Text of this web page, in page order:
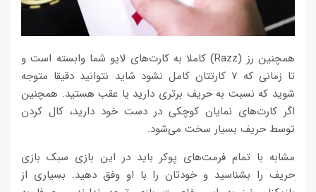
همچنین رز (Razz) کاملا به کارت‌های لایو شما وابسته است و
تا زمانی که ۷ کارتتان کامل نشود شاید نتوانید دقیقا متوجه
شوید که نسبت به حریف برتری دارید یا عقب هستید. همچنین
اگر کارت‌های نمایان کوچکی در دست خود دارید، کال کردن
توسط حریف بسیار سخت می‌شود.
مشابه با تمام فرمت‌های پوکر باید در این بازی سبک بازی
حریف را بشناسید و خودتان را با او وفق دهید. بسیاری از